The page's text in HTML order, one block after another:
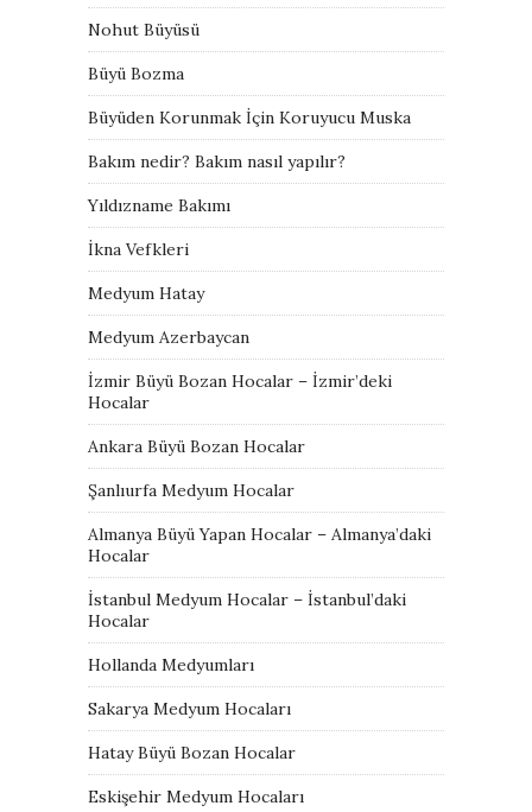
Nohut Büyüsü
Büyü Bozma
Büyüden Korunmak İçin Koruyucu Muska
Bakım nedir? Bakım nasıl yapılır?
Yıldızname Bakımı
İkna Vefkleri
Medyum Hatay
Medyum Azerbaycan
İzmir Büyü Bozan Hocalar – İzmir’deki
Hocalar
Ankara Büyü Bozan Hocalar
Şanlıurfa Medyum Hocalar
Almanya Büyü Yapan Hocalar – Almanya’daki
Hocalar
İstanbul Medyum Hocalar – İstanbul’daki
Hocalar
Hollanda Medyumları
Sakarya Medyum Hocaları
Hatay Büyü Bozan Hocalar
Eskişehir Medyum Hocaları